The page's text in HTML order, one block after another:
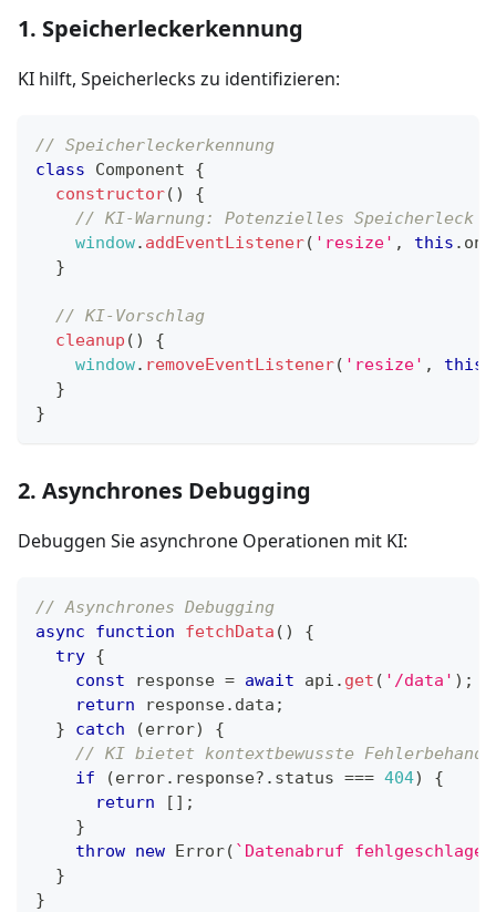
1. Speicherleckerkennung
KI hilft, Speicherlecks zu identifizieren:
// Speicherleckerkennung
class
Component
{
constructor( )
{
// KI-Warnung: Potenzielles Speicherleck
window. addEventListener( 'resize' , this .
}
// KI-Vorschlag
cleanup ( )
{
window. removeEventListener( 'resize' , this
}
}
2. Asynchrones Debugging
Debuggen Sie asynchrone Operationen mit KI:
// Asynchrones Debugging
async
function fetchData ( )
{
try {
const response = await api . get ( '/data' ) ;
return response. data ;
}
catch (error)
{
// KI bietet kontextbewusste
if
(error. response?. status === 404)
{
return
[ ] ;
}
throw new Error( ` Datenabruf
}
}